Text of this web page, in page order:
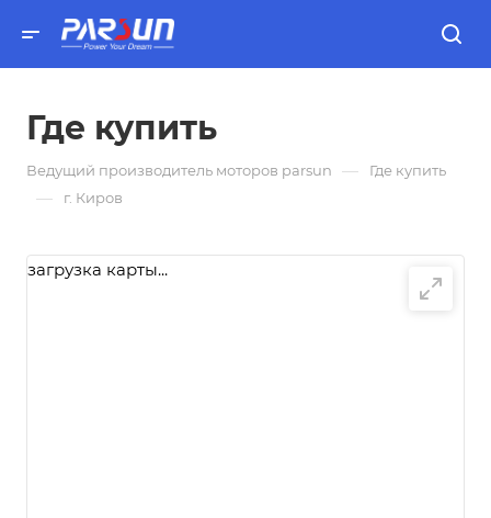
Где купить
Ведущий производитель моторов parsun — Где купить
— г. Киров
загрузка карты...